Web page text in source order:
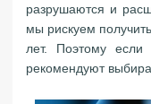
разрушаются и
мы рискуем
лет. Поэтому если
рекомендуют